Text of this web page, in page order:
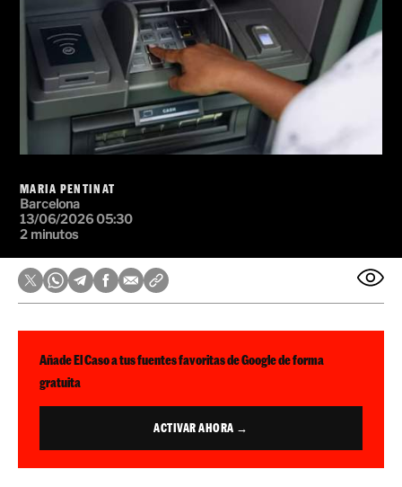
MARIA PENTINAT
Barcelona
13/06/2026 05:30
2 minutos
Añade El Caso a tus fuentes favoritas de Google de forma
gratuita
ACTIVAR AHORA →